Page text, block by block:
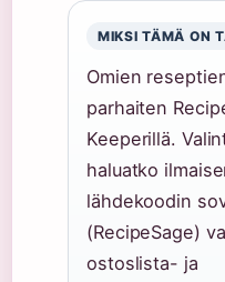
MIKSI TÄMÄ ON
Omien
parhaiten
Keeperillä.
haluatko
lähdekoodin
(RecipeSage)
ostoslista- ja